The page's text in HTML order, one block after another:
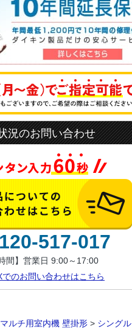
況のお問い合わせ
517-017
間】営業日 9:00～17:00
でのお問い合わせはこちら
マルチ用室内機 壁掛形 > シングル